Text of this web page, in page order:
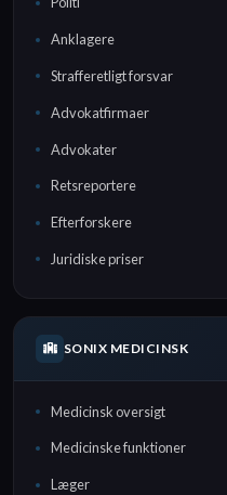
Anklagere
Strafferetligt forsvar
Advokatfirmaer
Advokater
Retsreportere
Efterforskere
Juridiske priser
SONIX MEDICINSK
Medicinsk oversigt
Medicinske funktioner
Læger